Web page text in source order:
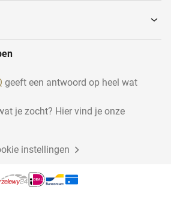
geeft een antwoord op heel wat
je zocht? Hier vind je onze
instellingen